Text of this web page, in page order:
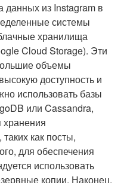
данных из Instagram в
системы
хранилища
Cloud Storage). Эти
объемы
доступность и
использовать базы
или Cassandra,
хранения
как посты,
для обеспечения
использовать
копии. Наконец,